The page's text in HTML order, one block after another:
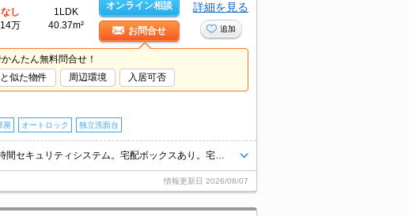
なし
14万
1LDK
40.37m²
オンライン相談
お問合せ
詳細を見る
追加
んたん無料問合せ！
似た物件 周辺環境 入居可否
屋 オートロック 独立洗面台
情報更新日 2026/08/07